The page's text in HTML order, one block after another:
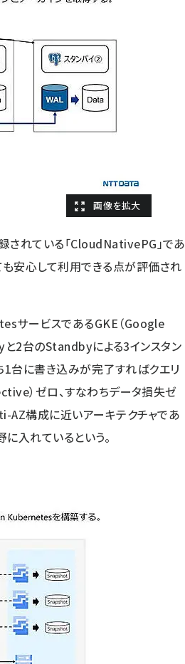
されている「CloudNativePG」であ
も安心して利用できる点が評価され
サービスであるGKE（Google
2台のStandbyによる3インスタン
1台に書き込みが完了すればクエリ
）ゼロ、すなわちデータ損失ゼ
AZ構成に近いアーキテクチャであ
入れているという。